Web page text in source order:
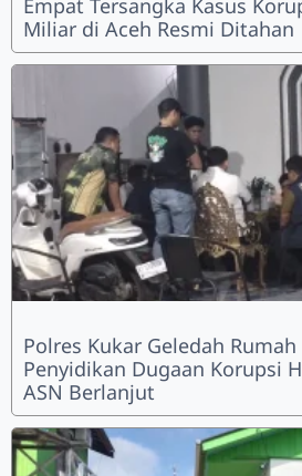
Empat Tersangka Kasus
Miliar di Aceh Resmi Ditahan
Polres Kukar Geledah
Penyidikan Dugaan Korupsi
ASN Berlanjut